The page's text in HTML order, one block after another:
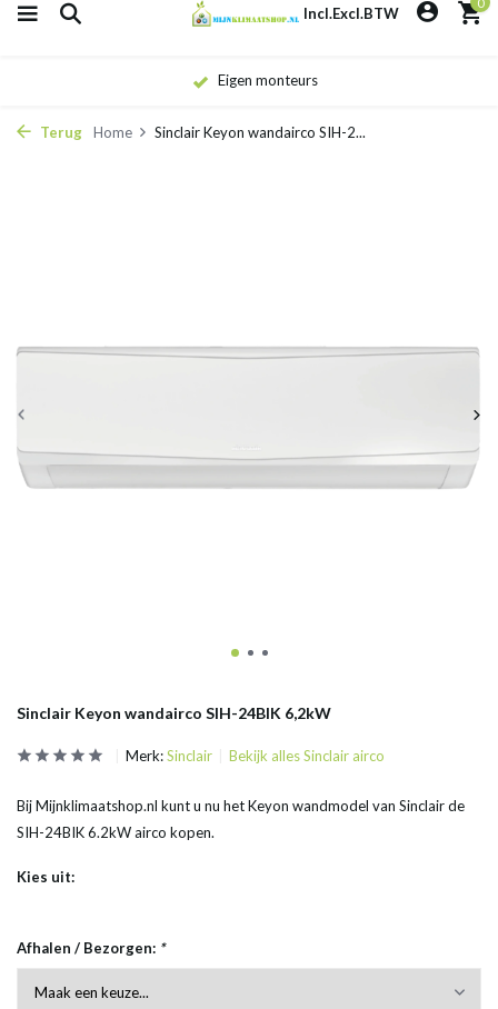
Incl.Excl.BTW
Eigen monteurs
Terug Home Sinclair Keyon wandairco SIH-2...
Sinclair Keyon wandairco SIH-24BIK 6,2kW
Merk:Sinclair Bekijk alles Sinclair airco
Bij Mijnklimaatshop.nl kunt u nu het Keyon wandmodel van Sinclair de
SIH-24BIK 6.2kW airco kopen.
Kies uit:
Afhalen / Bezorgen: *